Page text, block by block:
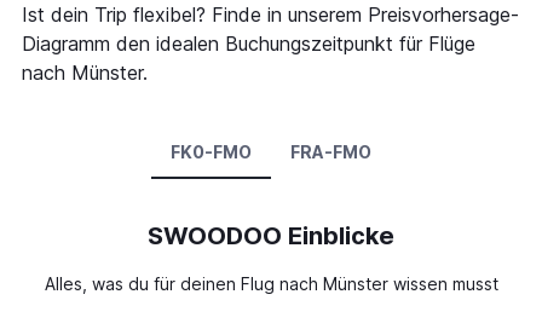
Ist dein Trip flexibel? Finde in unserem Preisvorhersage-
Diagramm den idealen Buchungszeitpunkt für Flüge
nach Münster.
FK0-FMO FRA-FMO
SWOODOO Einblicke
Alles, was du für deinen Flug nach Münster wissen musst